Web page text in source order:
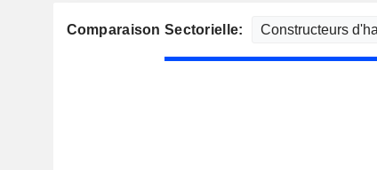
Comparaison Sectorielle: